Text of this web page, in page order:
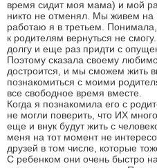
время сидит моя мама) и мой
никто не отменял. Мы живем на
работаю я в третьем. Понимала,
к родителям вернуться не
долгу и еще раз придти с
Поэтому сказала своему
достроится, и мы сможем жить
познакомиться с моими
все свободное время вместе.
Когда я познакомила его с
не могли поверить, что ИХ
еще и внук будут жить с
меня на тот момент не
друзей в том числе, которые
С ребенком они очень быстро